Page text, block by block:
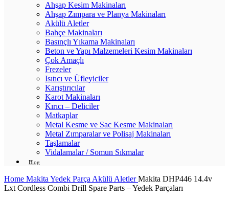
Ahşap Kesim Makinaları
Ahşap Zımpara ve Planya Makinaları
Akülü Aletler
Bahçe Makinaları
Basınçlı Yıkama Makinaları
Beton ve Yapı Malzemeleri Kesim Makinaları
Çok Amaçlı
Frezeler
Isıtıcı ve Üfleyiciler
Karıştırıcılar
Karot Makinaları
Kırıcı – Deliciler
Matkaplar
Metal Kesme ve Sac Kesme Makinaları
Metal Zımparalar ve Polisaj Makinaları
Taşlamalar
Vidalamalar / Somun Sıkmalar
Blog
Home Makita Yedek Parça Akülü AletlerMakita DHP446 14.4v
Lxt Cordless Combi Drill Spare Parts – Yedek Parçaları